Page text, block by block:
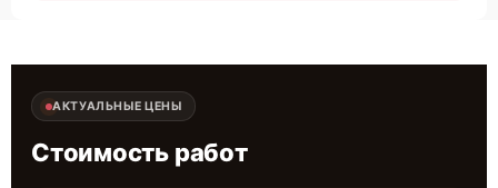
АКТУАЛЬНЫЕ ЦЕНЫ
Стоимость работ